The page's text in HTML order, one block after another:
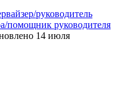
руководитель
помощник руководителя
14 июля